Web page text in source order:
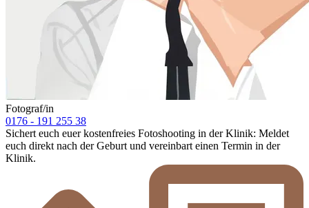
Fotograf/in
0176 - 191 255 38
Sichert euch euer kostenfreies Fotoshooting in der Klinik: Meldet
euch direkt nach der Geburt und vereinbart einen Termin in der
Klinik.